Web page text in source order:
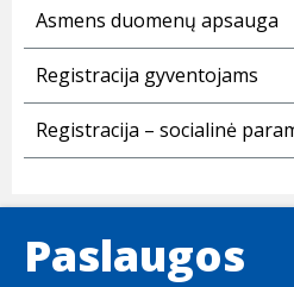
Asmens duomenų apsauga
Registracija gyventojams
Registracija – socialinė
Paslaugos